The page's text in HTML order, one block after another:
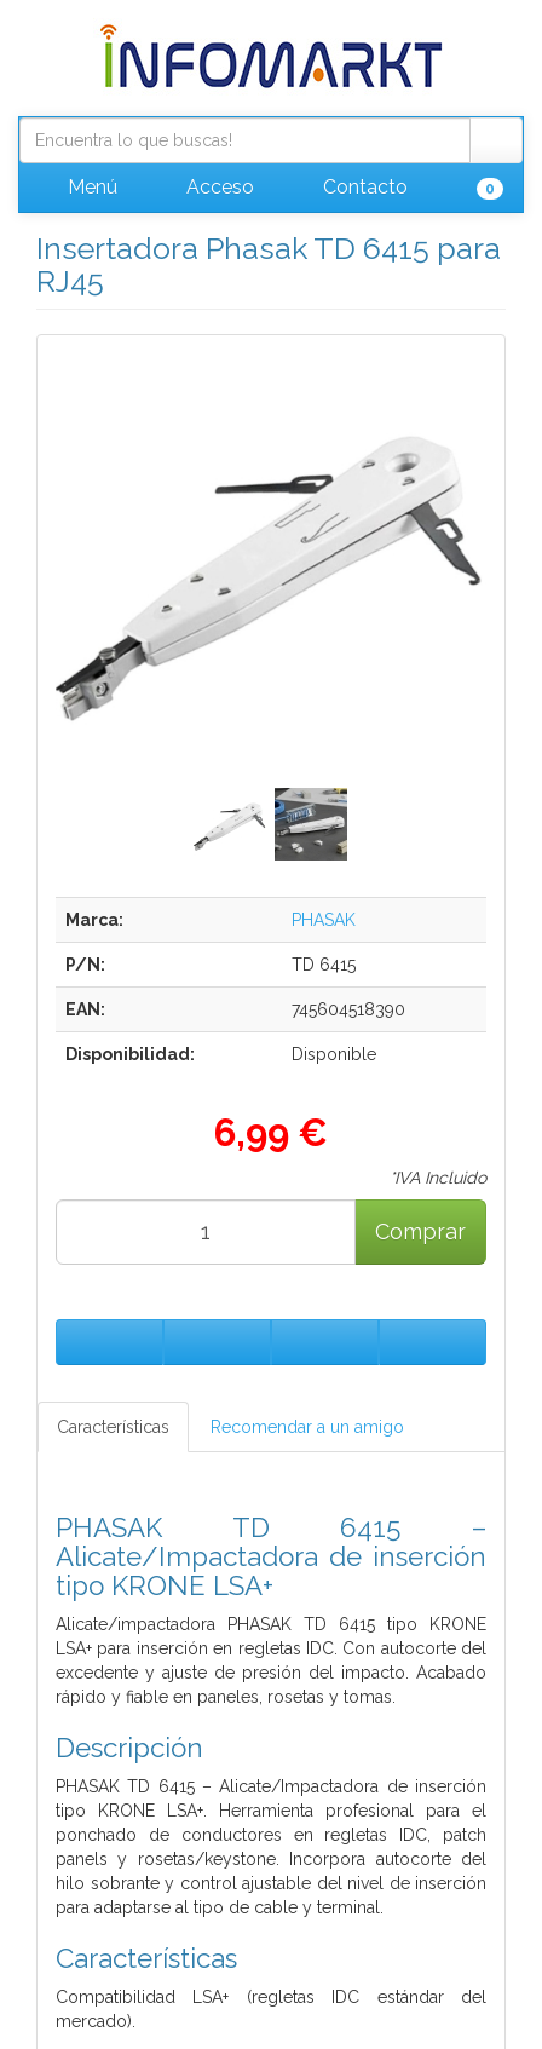
Menú Acceso Contacto 0
Insertadora Phasak TD 6415 para
RJ45
Marca: PHASAK
P/N: TD 6415
EAN: 745604518390
Disponibilidad: Disponible
6,99 €
*IVA Incluido
Comprar
Características Recomendar a un amigo
PHASAK TD 6415 –
Alicate/Impactadora de inserción
tipo KRONE LSA+
Alicate/impactadora PHASAK TD 6415 tipo KRONE
LSA+ para inserción en regletas IDC. Con autocorte del
excedente y ajuste de presión del impacto. Acabado
rápido y fiable en paneles, rosetas y tomas.
Descripción
PHASAK TD 6415 – Alicate/Impactadora de inserción
tipo KRONE LSA+. Herramienta profesional para el
ponchado de conductores en regletas IDC, patch
panels y rosetas/keystone. Incorpora autocorte del
hilo sobrante y control ajustable del nivel de inserción
para adaptarse al tipo de cable y terminal.
Características
Compatibilidad LSA+ (regletas IDC estándar del
mercado).